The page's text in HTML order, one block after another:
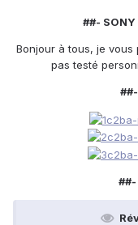
##- SONY
Bonjour à tous, je vous
pas testé
##-